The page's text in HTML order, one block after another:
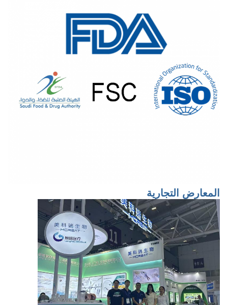
المعارض التجارية